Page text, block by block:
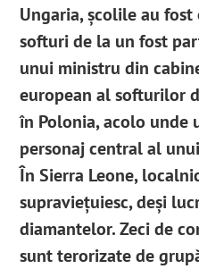
Ungaria, școlile au
softuri de la un fost
unui ministru din
european al softurilor
în Polonia, acolo unde
personaj central al
În Sierra Leone,
supraviețuiesc, deși
diamantelor. Zeci de
sunt terorizate de